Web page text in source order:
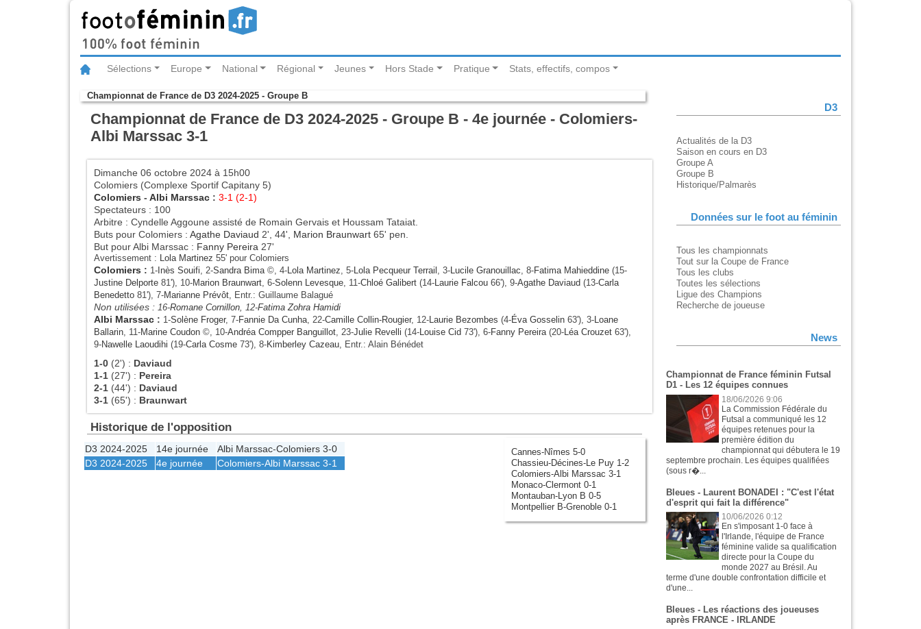
Sélections Europe National Régional Jeunes Hors Stade Pratique Stats, effectifs, compos
Championnat de France de D3 2024-2025 - Groupe B
Championnat de France de D3 2024-2025 - Groupe B - 4e journée - Colomiers-
Albi Marssac 3-1
Dimanche 06 octobre 2024 à 15h00
Colomiers (Complexe Sportif Capitany 5)
Colomiers - Albi Marssac : 3-1 (2-1)
Spectateurs : 100
Arbitre : Cyndelle Aggoune assisté de Romain Gervais et Houssam Tataiat.
Buts pour Colomiers : Agathe Daviaud 2', 44', Marion Braunwart 65' pen.
But pour Albi Marssac : Fanny Pereira 27'
Avertissement : Lola Martinez 55' pour Colomiers
Colomiers : 1- Inès Souifi , 2-Sandra Bima ©, 4- Lola Martinez , 5- Lola Pecqueur Terrail , 3- Lucile Granouillac , 8-Fatima Mahieddine (15-
Justine Delporte 81'), 10-Marion Braunwart , 6-Solenn Levesque , 11-Chloé Galibert (14- Laurie Falcou 66'), 9-Agathe Daviaud (13-Carla
Benedetto 81'), 7-Marianne Prévôt , Entr.: Guillaume Balagué
Non utilisées : 16-Romane Cornillon , 12-Fatima Zohra Hamidi
Albi Marssac : 1-Solène Froger, 7-Fannie Da Cunha , 22-Camille Collin-Rougier, 12- Laurie Bezombes (4-Éva Gosselin 63'), 3- Loane
Ballarin , 11-Marine Coudon ©, 10-Andréa Compper Banguillot , 23-Julie Revelli (14- Louise Cid 73'), 6-Fanny Pereira (20- Léa Crouzet 63'),
9-Nawelle Laoudihi (19-Carla Cosme 73'), 8-Kimberley Cazeau , Entr.: Alain Bénédet
1-0 (2') : Daviaud
1-1 (27') : Pereira
2-1 (44') : Daviaud
3-1 (65') : Braunwart
Historique de l'opposition
D3 2024-2025 14e journée Albi Marssac-Colomiers 3-0
D3 2024-2025
4e journée Colomiers-Albi Marssac 3-1
Cannes-Nîmes 5-0
Chassieu-Décines-Le Puy 1-2
Colomiers-Albi Marssac 3-1
Monaco-Clermont 0-1
Montauban-Lyon B 0-5
Montpellier B-Grenoble 0-1
D3
Actualités de la D3
Saison en cours en D3
Groupe A
Groupe B
Historique/Palmarès
Données sur le foot au féminin
Tous les championnats
Tout sur la Coupe de France
Tous les clubs
Toutes les sélections
Ligue des Champions
Recherche de joueuse
News
Championnat de France féminin Futsal
D1 - Les 12 équipes connues
18/06/2026 9:06
La Commission Fédérale du
Futsal a communiqué les 12
équipes retenues pour la
première édition du
championnat qui débutera le 19
septembre prochain. Les équipes qualifiées
(sous r�...
Bleues - Laurent BONADEI : "C'est l'état
d'esprit qui fait la différence"
10/06/2026 0:12
En s'imposant 1-0 face à
l'Irlande, l'équipe de France
féminine valide sa qualification
directe pour la Coupe du
monde 2027 au Brésil. Au
terme d'une double confrontation difficile et
d'une...
Bleues - Les réactions des joueuses
après FRANCE - IRLANDE